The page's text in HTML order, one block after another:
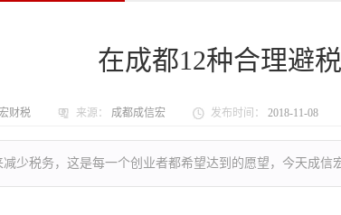
在成都12种合理避
财税 来源： 成都成信宏 发布时间： 2018-11-08
少税务，这是每一个创业者都希望达到的愿望，今天成信